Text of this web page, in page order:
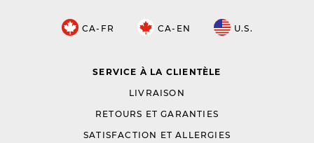
CA-FR CA-EN U.S.
SERVICE À LA CLIENTÈLE
LIVRAISON
RETOURS ET GARANTIES
SATISFACTION ET ALLERGIES